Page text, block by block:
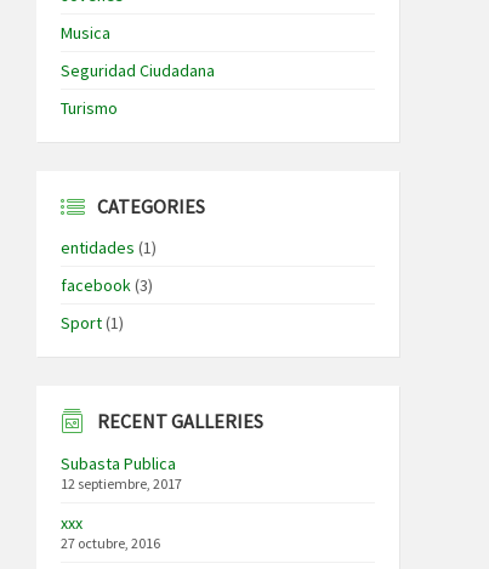
Musica
Seguridad Ciudadana
Turismo
CATEGORIES
entidades (1)
facebook(3)
Sport(1)
RECENT GALLERIES
Subasta Publica
12 septiembre, 2017
xxx
27 octubre, 2016